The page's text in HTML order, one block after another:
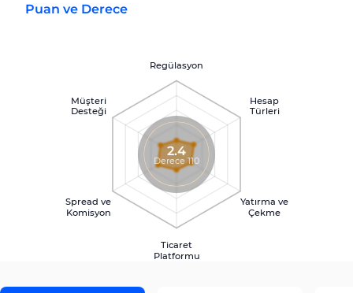
Puan ve Derece
Regülasyon
Hesap
Türleri
Yatırma ve
Çekme
Ticaret
Platformu
Spread ve
Komisyon
Müşteri
Desteği
2.4
Derece 110